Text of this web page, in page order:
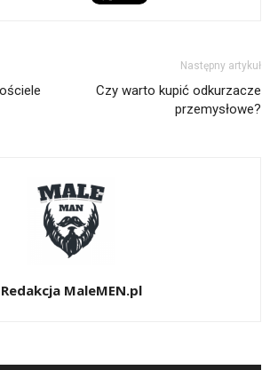
Następny artykuł
Czy warto kupić odkurzacze
przemysłowe?
Redakcja MaleMEN.pl